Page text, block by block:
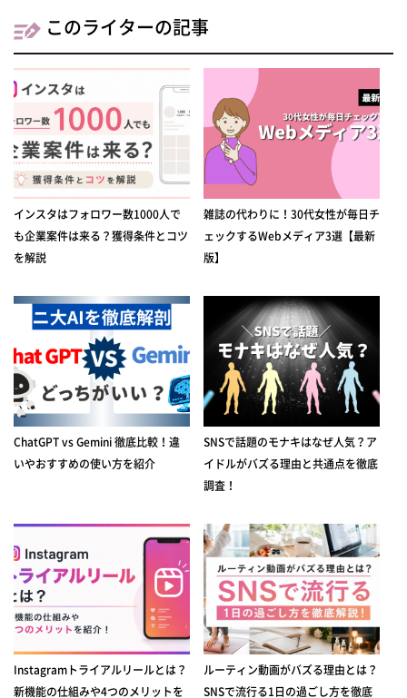
このライターの記事
インスタはフォロワー数1000人で
も企業案件は来る？獲得条件とコツ
を解説
雑誌の代わりに！30代女性が毎日チ
ェックするWebメディア3選【最新
版】
ChatGPT vs Gemini 徹底比較！違
いやおすすめの使い方を紹介
SNSで話題のモナキはなぜ人気？ア
イドルがバズる理由と共通点を徹底
調査！
Instagramトライアルリールとは？
新機能の仕組みや4つのメリットを
ルーティン動画がバズる理由とは？
SNSで流行る1日の過ごし方を徹底